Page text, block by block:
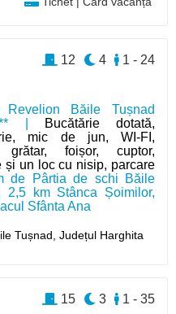
Revelion Băile Tușnad
|
Bucătărie dotată,
mic de jun, WI-FI,
grătar, foișor, cuptor,
și un loc cu nisip, parcare
de Pârtia de schi Băile
2,5 km Stânca Șoimilor,
Sfânta Ana
Tușnad,Județul Harghita
1 - 24
4
12
1 - 35
3
15